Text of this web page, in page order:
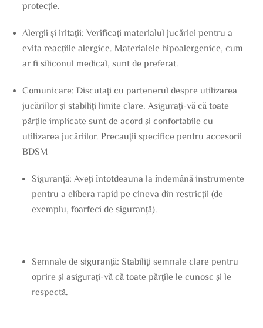
protecție.
Alergii și iritații: Verificați materialul jucăriei pentru a
evita reacțiile alergice. Materialele hipoalergenice, cum
ar fi siliconul medical, sunt de preferat.
Comunicare: Discutați cu partenerul despre utilizarea
jucăriilor și stabiliți limite clare. Asigurați-vă că toate
părțile implicate sunt de acord și confortabile cu
utilizarea jucăriilor. Precauții specifice pentru accesorii
BDSM
Siguranță: Aveți întotdeauna la îndemână instrumente
pentru a elibera rapid pe cineva din restricții (de
exemplu, foarfeci de siguranță).
Semnale de siguranță: Stabiliți semnale clare pentru
oprire și asigurați-vă că toate părțile le cunosc și le
respectă.